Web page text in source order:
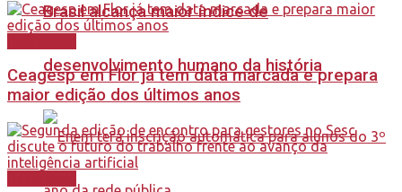
Brasil alcança maior índice de
desenvolvimento humano da história
Ceagesp em Flor já tem data marcada e prepara
maior edição dos últimos anos